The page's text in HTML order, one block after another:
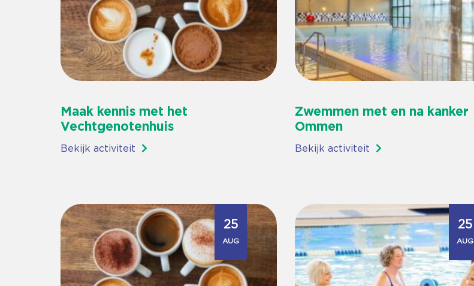
Maak kennis met het
Vechtgenotenhuis
Bekijk activiteit
Zwemmen met en na kanker
Ommen
Bekijk activiteit
25
AUG
25
AUG